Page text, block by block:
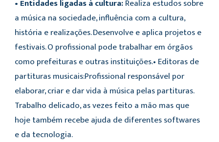
• Entidades ligadas à cultura:Realiza estudos sobre
a música na sociedade, influência com a cultura,
história e realizações. Desenvolve e aplica projetos e
festivais. O profissional pode trabalhar em órgãos
como prefeituras e outras instituições.• Editoras de
partituras musicais:Profissional responsável por
elaborar, criar e dar vida à música pelas partituras.
Trabalho delicado, as vezes feito a mão mas que
hoje também recebe ajuda de diferentes softwares
e da tecnologia.